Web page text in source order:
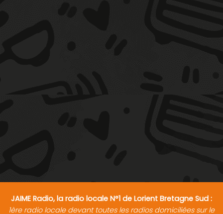
JAIME Radio, la radio locale N°1 de Lorient Bretagne Sud :
1ère radio locale devant toutes les radios domiciliées sur le